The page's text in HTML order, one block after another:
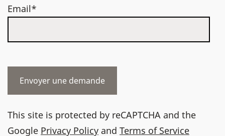
Email*
This site is protected by reCAPTCHA and the
Google Privacy Policy and Terms of Service